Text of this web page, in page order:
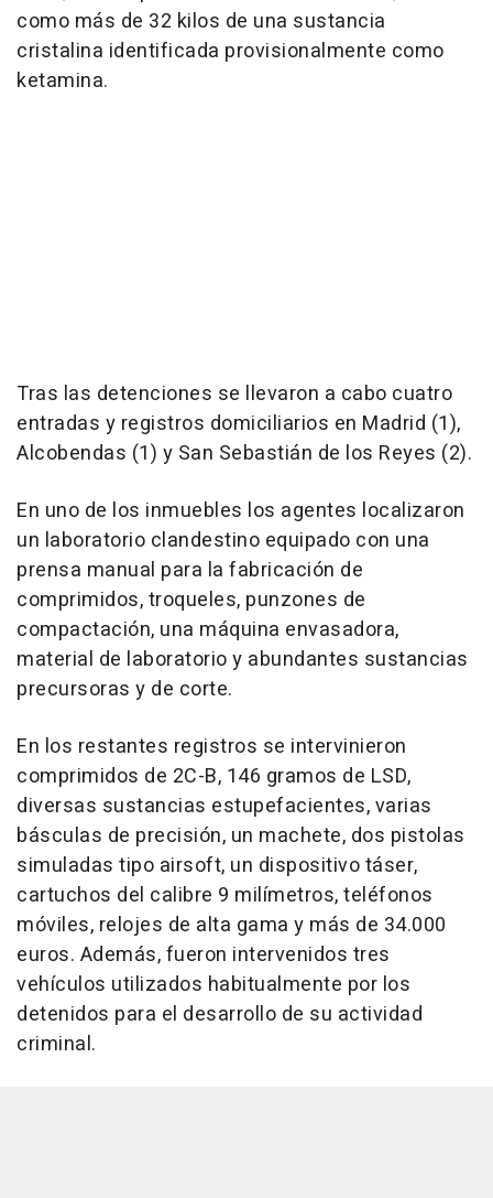
como más de 32 kilos de una sustancia
cristalina identificada provisionalmente como
ketamina.
Tras las detenciones se llevaron a cabo cuatro
entradas y registros domiciliarios en Madrid (1),
Alcobendas (1) y San Sebastián de los Reyes (2).
En uno de los inmuebles los agentes localizaron
un laboratorio clandestino equipado con una
prensa manual para la fabricación de
comprimidos, troqueles, punzones de
compactación, una máquina envasadora,
material de laboratorio y abundantes sustancias
precursoras y de corte.
En los restantes registros se intervinieron
comprimidos de 2C-B, 146 gramos de LSD,
diversas sustancias estupefacientes, varias
básculas de precisión, un machete, dos pistolas
simuladas tipo airsoft, un dispositivo táser,
cartuchos del calibre 9 milímetros, teléfonos
móviles, relojes de alta gama y más de 34.000
euros. Además, fueron intervenidos tres
vehículos utilizados habitualmente por los
detenidos para el desarrollo de su actividad
criminal.